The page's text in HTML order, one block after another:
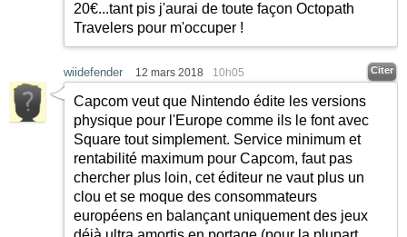
20€...tant pis j'aurai de toute façon Octopath
Travelers pour m'occuper !
wiidefender 12 mars 2018 10h05 Citer
Capcom veut que Nintendo édite les versions
physique pour l'Europe comme ils le font avec
Square tout simplement. Service minimum et
rentabilité maximum pour Capcom, faut pas
chercher plus loin, cet éditeur ne vaut plus un
clou et se moque des consommateurs
européens en balançant uniquement des jeux